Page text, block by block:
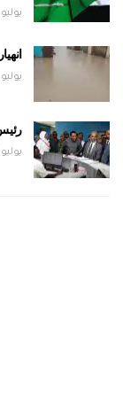
يوليو 31, 2026
يوليو 31, 2026
يوليو 30, 2026